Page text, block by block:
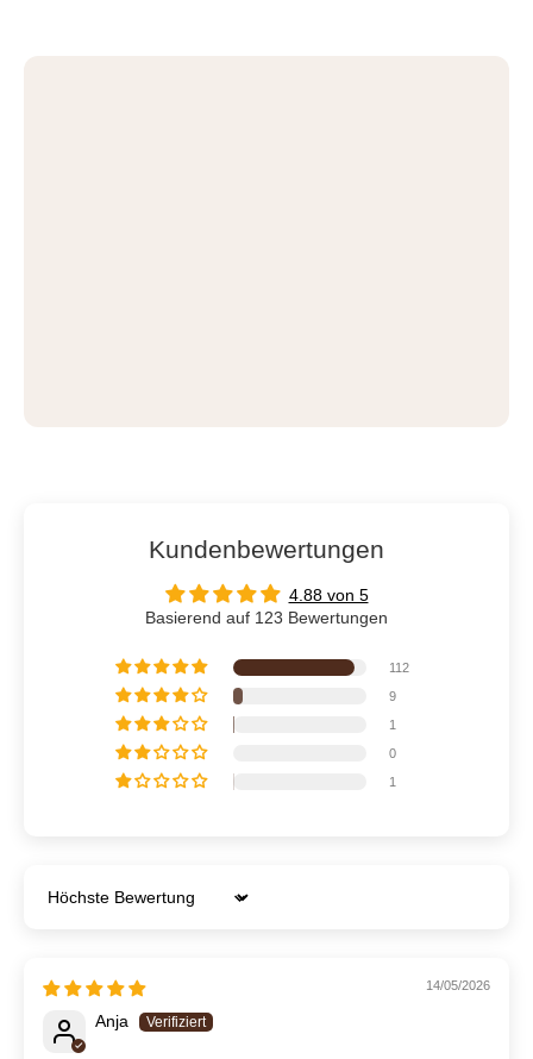
Kundenbewertungen
4.88 von 5
Basierend auf 123 Bewertungen
112
9
1
0
1
Sort by
14/05/2026
Anja